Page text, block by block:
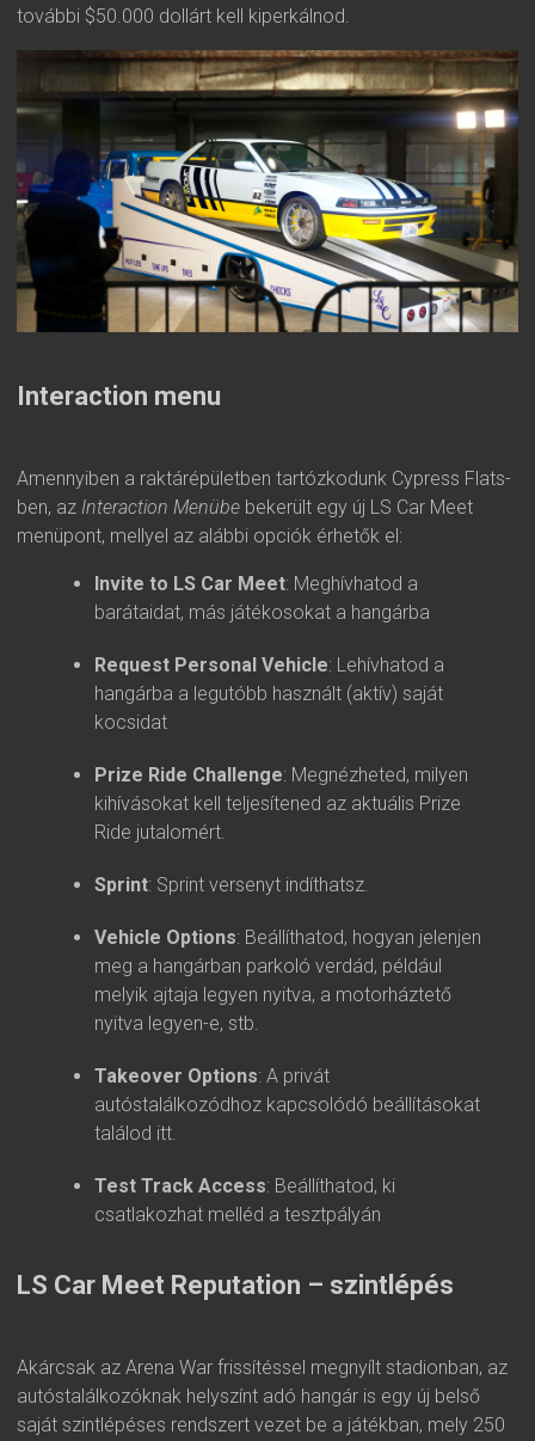
további $50.000 dollárt kell kiperkálnod.
Interaction menu
Amennyiben a raktárépületben tartózkodunk Cypress Flats-
ben, az Interaction Menübe bekerült egy új LS Car Meet
menüpont, mellyel az alábbi opciók érhetők el:
Invite to LS Car Meet: Meghívhatod a
barátaidat, más játékosokat a hangárba
Request Personal Vehicle: Lehívhatod a
hangárba a legutóbb használt (aktív) saját
kocsidat
Prize Ride Challenge: Megnézheted, milyen
kihívásokat kell teljesítened az aktuális Prize
Ride jutalomért.
Sprint: Sprint versenyt indíthatsz.
Vehicle Options: Beállíthatod, hogyan jelenjen
meg a hangárban parkoló verdád, például
melyik ajtaja legyen nyitva, a motorháztető
nyitva legyen-e, stb.
Takeover Options: A privát
autóstalálkozódhoz kapcsolódó beállításokat
találod itt.
Test Track Access: Beállíthatod, ki
csatlakozhat melléd a tesztpályán
LS Car Meet Reputation – szintlépés
Akárcsak az Arena War frissítéssel megnyílt stadionban, az
autóstalálkozóknak helyszínt adó hangár is egy új belső
saját szintlépéses rendszert vezet be a játékban, mely 250